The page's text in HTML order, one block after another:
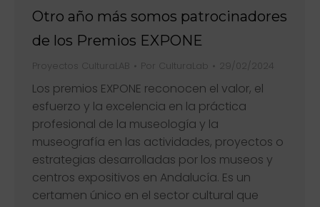
Otro año más somos patrocinadores
de los Premios EXPONE
Proyectos CulturaLAB Por CulturaLab 29/02/2024
Los premios EXPONE reconocen el valor, el
esfuerzo y la excelencia en la práctica
profesional de la museología y la
museografía en las actividades, proyectos o
estrategias desarrolladas por los museos y
centros expositivos en Andalucía. Es un
certamen único en el sector cultural que